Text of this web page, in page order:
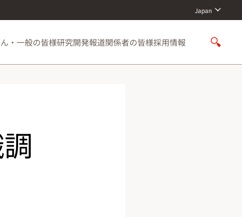
Japan
・一般の皆様研究開発報道関係者の皆様採用情報
S
o